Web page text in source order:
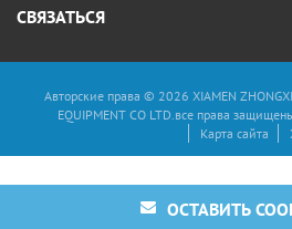
СВЯЗАТЬСЯ
Авторские права © 2026 XIAMEN
EQUIPMENT CO LTD.все права
Карта сайта
ОСТАВИТЬ